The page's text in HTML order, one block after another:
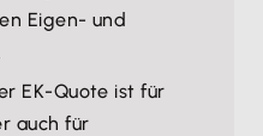
Eigen- und
EK-Quote ist für
auch für